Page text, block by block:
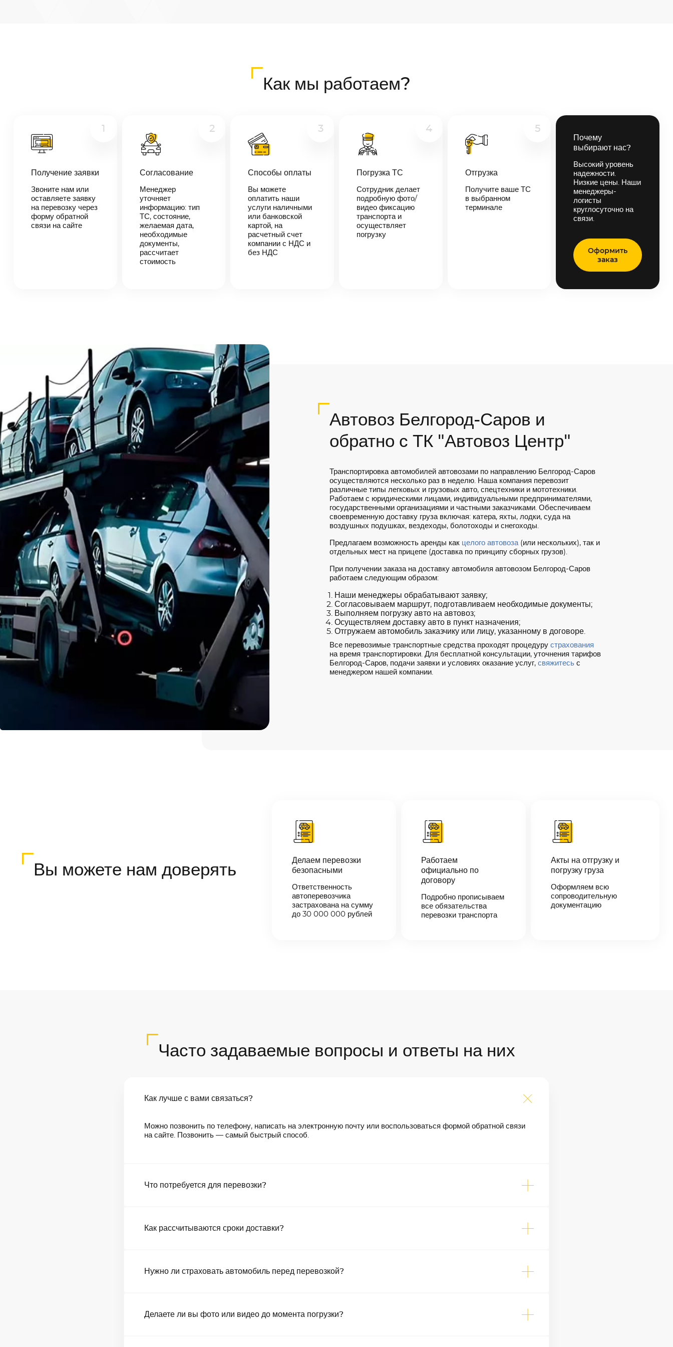
В течении 10
менеджер-
логист
свяжется с
вами,
согласует
Как мы работаем?
1
Получение заявки
Звоните нам или
оставляете заявку
на перевозку через
форму обратной
связи на сайте
2
Согласование
Менеджер
уточняет
информацию: тип
ТС, состояние,
желаемая дата,
необходимые
документы,
рассчитает
стоимость
3
Способы оплаты
Вы можете
оплатить наши
услуги наличными
или банковской
картой, на
расчетный счет
компании с НДС и
без НДС
4
Погрузка ТС
Сотрудник делает
подробную фото/
видео фиксацию
транспорта и
осуществляет
погрузку
5
Отгрузка
Получите ваше ТС
в выбранном
терминале
Почему
выбирают нас?
Высокий уровень
надежности.
Низкие цены. Наши
менеджеры-
логисты
круглосуточно на
связи.
Оформить
заказ
Автовоз Белгород-Саров и
обратно с ТК "Автовоз Центр"
Транспортировка автомобилей автовозами по направлению Белгород-Саров
осуществляются несколько раз в неделю. Наша компания перевозит
различные типы легковых и грузовых авто, спецтехники и мототехники.
Работаем с юридическими лицами, индивидуальными предпринимателями,
государственными организациями и частными заказчиками. Обеспечиваем
своевременную доставку груза включая: катера, яхты, лодки, суда на
воздушных подушках, вездеходы, болотоходы и снегоходы.
Предлагаем возможность аренды как целого автовоза(или нескольких), так и
отдельных мест на прицепе (доставка по принципу сборных грузов).
При получении заказа на доставку автомобиля автовозом Белгород-Саров
работаем следующим образом:
Наши менеджеры обрабатывают заявку;
Согласовываем маршрут, подготавливаем необходимые документы;
Выполняем погрузку авто на автовоз;
Осуществляем доставку авто в пункт назначения;
Отгружаем автомобиль заказчику или лицу, указанному в договоре.
Все перевозимые транспортные средства проходят процедуру страхования
на время транспортировки. Для бесплатной консультации, уточнения тарифов
Белгород-Саров, подачи заявки и условиях оказание услуг, свяжитесьс
менеджером нашей компании.
Вы можете нам доверять
Делаем перевозки
безопасными
Ответственность
автоперевозчика
застрахована на сумму
до 30 000 000 рублей
Работаем
официально по
договору
Подробно прописываем
все обязательства
перевозки транспорта
Акты на отгрузку и
погрузку груза
Оформляем всю
сопроводительную
документацию
Часто задаваемые вопросы и ответы на них
Как лучше с вами связаться?
Можно позвонить по телефону, написать на электронную почту или воспользоваться формой обратной связи
на сайте. Позвонить — самый быстрый способ.
Что потребуется для перевозки?
Как рассчитываются сроки доставки?
Нужно ли страховать автомобиль перед перевозкой?
Делаете ли вы фото или видео до момента погрузки?